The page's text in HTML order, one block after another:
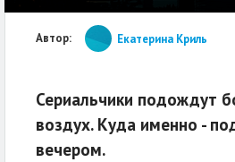
Автор: Екатерина Криль
Сериальчики подождут
воздух. Куда именно -
вечером.